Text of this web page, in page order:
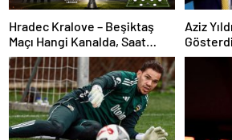
Hradec Kralove – Beşiktaş
Maçı Hangi Kanalda, Saat
Kaçta, Şifresiz Mi?
Aziz
Durum!